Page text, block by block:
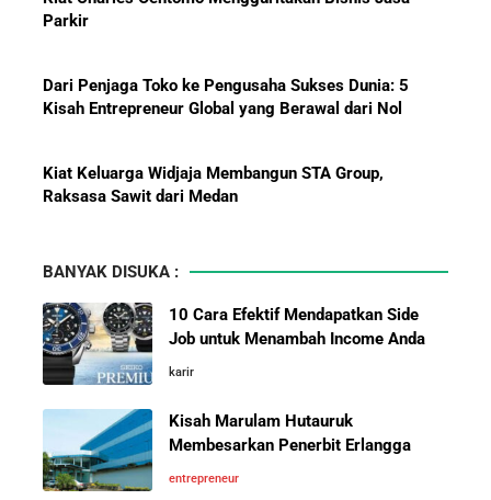
Penghalang Menuju Kesuksesan
Bisnis-Bisnis dan Pendapatan
Menaklukkan Eropa
Investor Asing Incar Take Over
Besar
Bermula Dari Sebuah Klinik Kecil, Group Sismadi Kini
Makin Berkibar Di Bisnis Kesehatan
10 Hambatan Utama Pemasaran yang Tidak Bisa
Diselesaikan oleh AI
Cara Menggunakan Canva di ChatGPT untuk
BANYAK DISUKA :
10 Cara Efektif Mendapatkan Side
Job untuk Menambah Income Anda
karir
Kisah Marulam Hutauruk
Membesarkan Penerbit Erlangga
entrepreneur